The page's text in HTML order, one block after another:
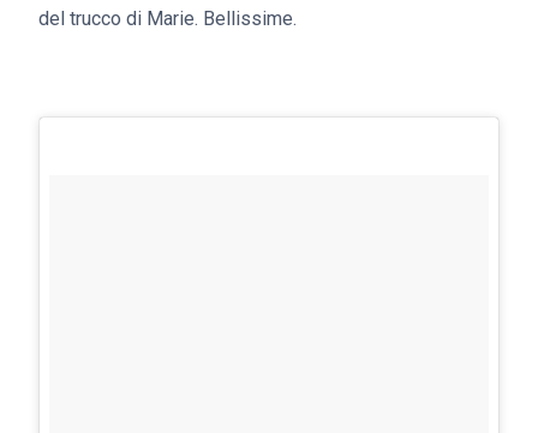
del trucco di Marie. Bellissime.